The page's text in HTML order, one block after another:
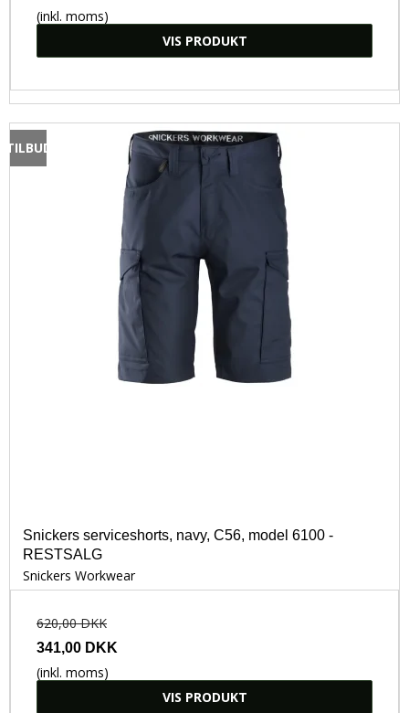
(inkl. moms)
VIS PRODUKT
TILBUD
Snickers serviceshorts, navy, C56, model 6100 -
RESTSALG
Snickers Workwear
620,00 DKK
341,00 DKK
(inkl. moms)
VIS PRODUKT